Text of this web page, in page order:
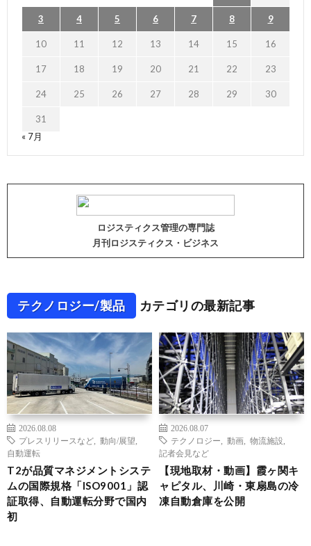
3 4 5 6 7 8 9
10 11 12 13 14 15 16
17 18 19 20 21 22 23
24 25 26 27 28 29 30
31
« 7月
ロジスティクス管理の専門誌
月刊ロジスティクス・ビジネス
テクノロジー/製品 カテゴリの最新記事
2026.08.08
プレスリリースなど
動向/展望
自動運転
T2が品質マネジメントシステ
ムの国際規格「ISO9001」認
証取得、自動運転分野で国内
初
2026.08.07
テクノロジー
動画 物流施設
記者会見など
【現地取材・動画】霞ヶ関キ
ャピタル、川崎・東扇島の冷
凍自動倉庫を公開